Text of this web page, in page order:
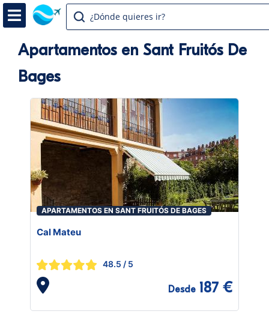
¿Dónde quieres ir?
Apartamentos en Sant Fruitós De
Bages
APARTAMENTOS EN SANT FRUITÓS DE BAGES
Cal Mateu
48.5 / 5
Desde 187 €